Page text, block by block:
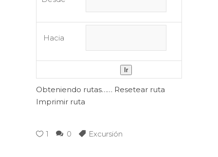
Hacia
Obteniendo rutas…… Resetear ruta
Imprimir ruta
1 0 Excursión